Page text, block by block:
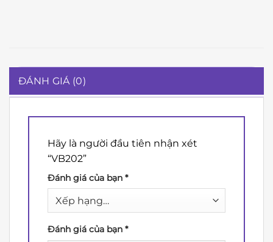
ĐÁNH GIÁ (0)
Hãy là người đầu tiên nhận xét
“VB202”
Đánh giá của bạn *
Đánh giá của bạn *